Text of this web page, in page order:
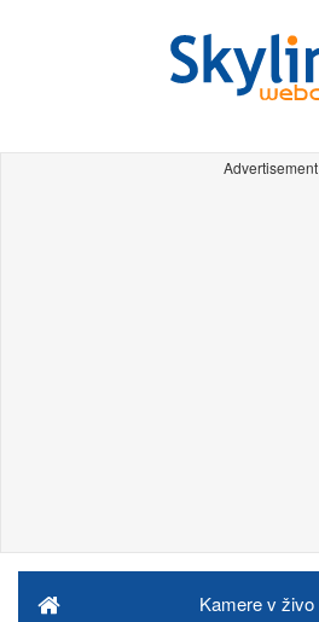
Advertisement
Kamere v živo